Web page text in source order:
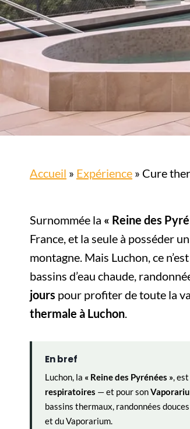
Accueil » Expérience » Cure
Surnommée la « Reine des
France, et la seule à posséder un
montagne. Mais Luchon, ce
bassins d’eau chaude,
jours pour profiter de toute la
thermale à Luchon.
En bref
Luchon, la « Reine des Pyrénées »,
respiratoires — et pour son
bassins thermaux, randonnées
et du Vaporarium.